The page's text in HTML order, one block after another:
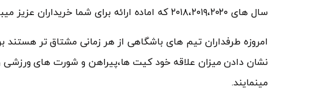
سال های ۲۰۱۸،۲۰۱۹،۲۰۲۰ که اماده ارائه برای شما خریداران عزیز میباشد.
امروزه طرفداران تیم های باشگاهی از هر زمانی مشتاق تر هستند
نشان دادن میزان علاقه خود کیت ها،پیراهن و شورت های
مینمایند.